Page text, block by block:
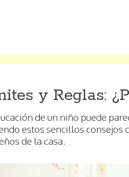
y Reglas:
de un niño puede
estos sencillos consejos
de la casa.